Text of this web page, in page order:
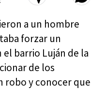
a un hombre
forzar un
barrio Luján de la
de los
robo y conocer que